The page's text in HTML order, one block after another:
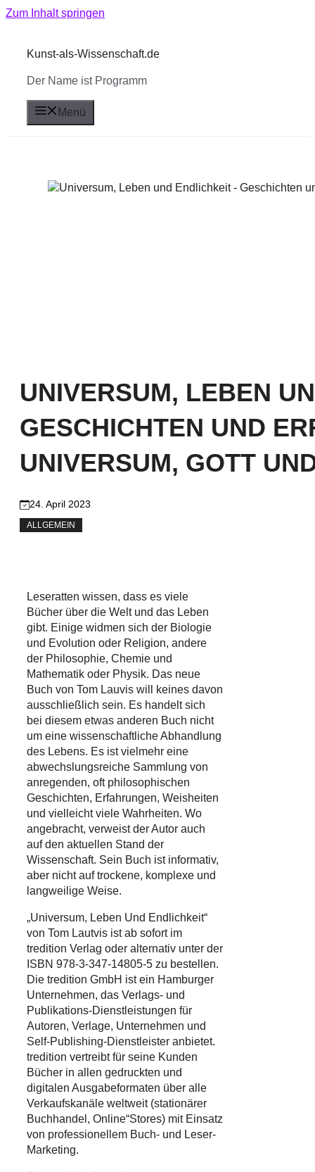
Zum Inhalt springen
Kunst-als-Wissenschaft.de
Der Name ist Programm
Menü
UNIVERSUM, LEBEN
GESCHICHTEN UND
UNIVERSUM, GOTT
24. April 2023
ALLGEMEIN
Leseratten wissen, dass es viele
Bücher über die Welt und das Leben
gibt. Einige widmen sich der Biologie
und Evolution oder Religion, andere
der Philosophie, Chemie und
Mathematik oder Physik. Das neue
Buch von Tom Lauvis will keines davon
ausschließlich sein. Es handelt sich
bei diesem etwas anderen Buch nicht
um eine wissenschaftliche Abhandlung
des Lebens. Es ist vielmehr eine
abwechslungsreiche Sammlung von
anregenden, oft philosophischen
Geschichten, Erfahrungen, Weisheiten
und vielleicht viele Wahrheiten. Wo
angebracht, verweist der Autor auch
auf den aktuellen Stand der
Wissenschaft. Sein Buch ist informativ,
aber nicht auf trockene, komplexe und
langweilige Weise.
„Universum, Leben Und Endlichkeit“
von Tom Lautvis ist ab sofort im
tredition Verlag oder alternativ unter der
ISBN 978-3-347-14805-5 zu bestellen.
Die tredition GmbH ist ein Hamburger
Unternehmen, das Verlags- und
Publikations-Dienstleistungen für
Autoren, Verlage, Unternehmen und
Self-Publishing-Dienstleister anbietet.
tredition vertreibt für seine Kunden
Bücher in allen gedruckten und
digitalen Ausgabeformaten über alle
Verkaufskanäle weltweit (stationärer
Buchhandel, Online“Stores) mit Einsatz
von professionellem Buch- und Leser-
Marketing.